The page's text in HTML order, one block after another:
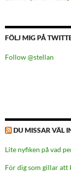
FÖLJ MIG PÅ
Follow @stellan
DU MISSAR VÄL
Lite nyfiken på vad
För dig som gillar att